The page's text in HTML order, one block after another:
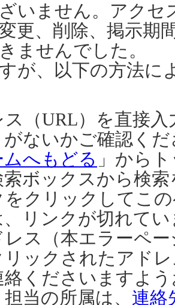
いません。アクセ
更、削除、掲示期
ませんでした。
が、以下の方法に
ス（URL）を直接
がないかご確認く
へもどる 」から
索ボックスから検
をクリックしてこ
、リンクが切れて
レス（本エラーペ
リックされたアド
絡くださいますよ
当の所属は、 連絡